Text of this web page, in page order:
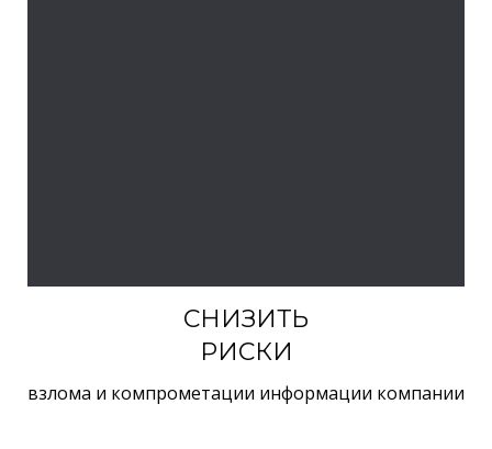
СНИЗИТЬ
РИСКИ
взлома и компрометации информации компании